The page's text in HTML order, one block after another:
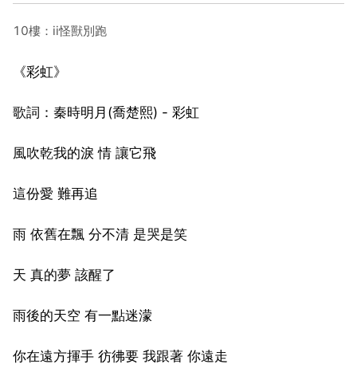
10樓：ii怪獸別跑
《彩虹》
歌詞：秦時明月(喬楚熙) - 彩虹
風吹乾我的淚 情 讓它飛
這份愛 難再追
雨 依舊在飄 分不清 是哭是笑
天 真的夢 該醒了
雨後的天空 有一點迷濛
你在遠方揮手 彷彿要 我跟著 你遠走